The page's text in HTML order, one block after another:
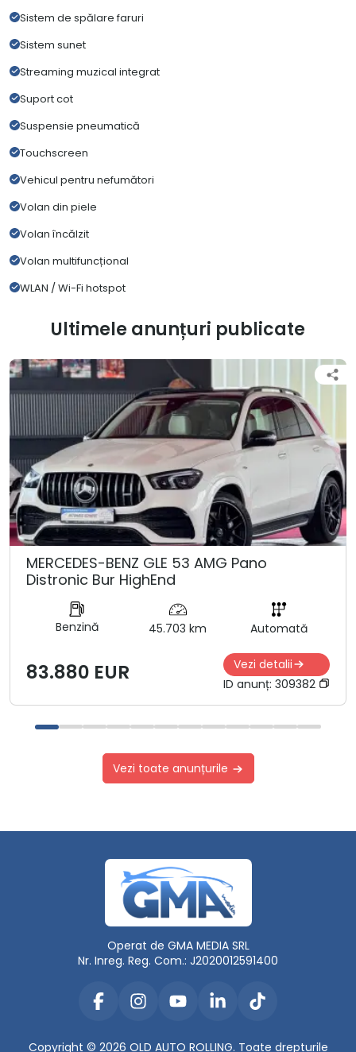
Sistem de spălare faruri
Sistem sunet
Streaming muzical integrat
Suport cot
Suspensie pneumatică
Touchscreen
Vehicul pentru nefumători
Volan din piele
Volan încălzit
Volan multifuncțional
WLAN / Wi-Fi hotspot
Ultimele anunțuri publicate
MERCEDES-BENZ GLE 53 AMG Pano
Distronic Bur HighEnd
Benzină 45.703 km Automată
83.880 EUR
Vezi detalii
ID anunț: 309382
Vezi toate anunțurile
Operat de GMA MEDIA SRL
Nr. Inreg. Reg. Com.: J2020012591400
Copyright © 2026 OLD AUTO ROLLING. Toate drepturile